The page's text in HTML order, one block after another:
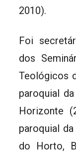
2010).
Foi
dos
Teológicos
paroquial
Horizonte
paroquial
do Horto,